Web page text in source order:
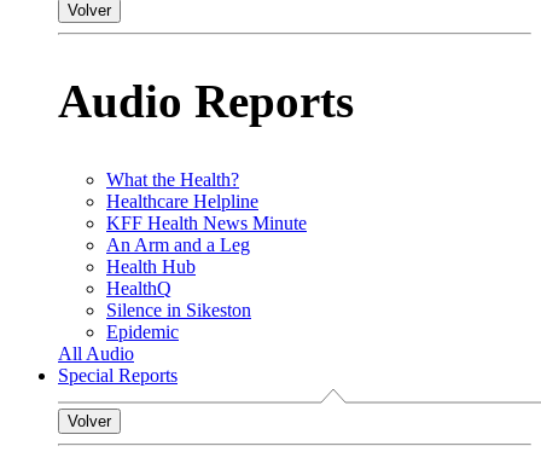
Volver
Audio Reports
What the Health?
Healthcare Helpline
KFF Health News Minute
An Arm and a Leg
Health Hub
HealthQ
Silence in Sikeston
Epidemic
All Audio
Special Reports
Volver